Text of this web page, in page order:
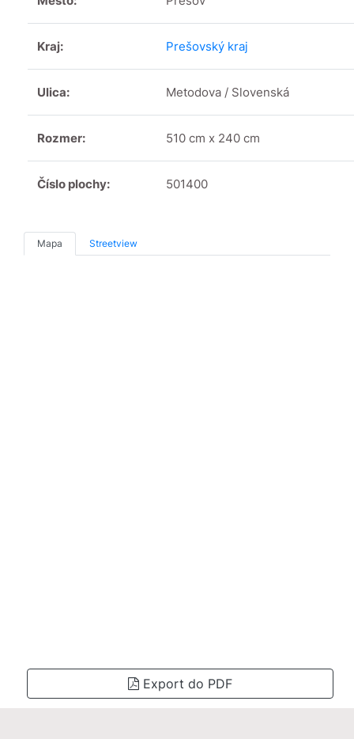
Kraj: Prešovský kraj
Ulica: Metodova / Slovenská
Rozmer: 510 cm x 240 cm
Číslo plochy: 501400
Mapa Streetview
Export do PDF